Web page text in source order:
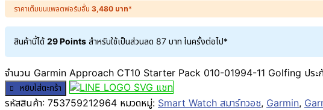
ราคาเต็มบนแพลตฟอร์มอื่น 3,480 บาท*
สินค้านี้ได้ 29 Points สำหรับใช้เป็นส่วนลด 87 บาท ในครั้งต่อไป*
จำนวน Garmin Approach CT10 Starter Pack 010-01994-11 Golfing ประ
หยิบใส่ตะกร้า
แชท
รหัสสินค้า: 753759212964 หมวดหมู่: Smart Watch สมาร์ทวอช, Garmin,